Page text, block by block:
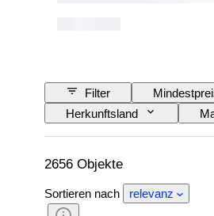
Filter
Herkunftsland
Angegebene Größe
2656 Objekte
Sortieren nach relevanz